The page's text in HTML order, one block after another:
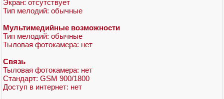
Экран: отсутствует
Тип мелодий: обычные
Мультимедийные возможности
Тип мелодий: обычные
Тыловая фотокамера: нет
Связь
Тыловая фотокамера: нет
Стандарт: GSM 900/1800
Доступ в интернет: нет